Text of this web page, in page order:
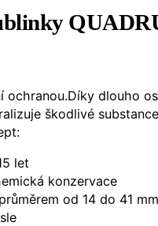
dlouho
škodlivé
let
konzervace
od 14 do 41 mm